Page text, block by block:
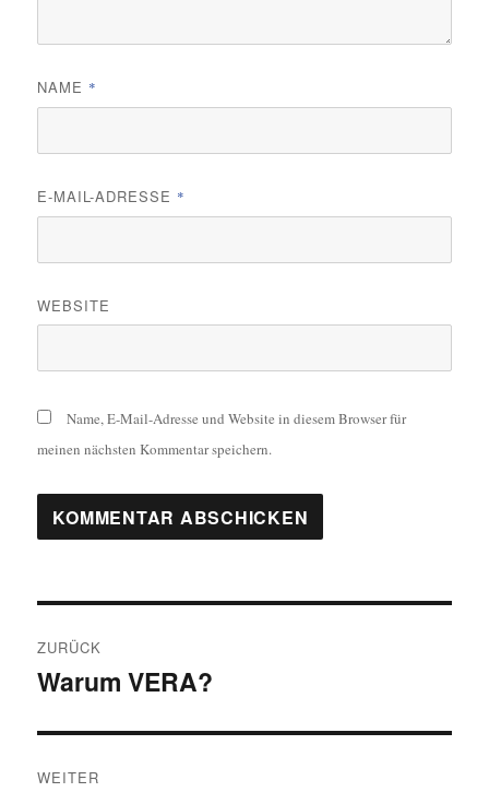
NAME *
E-MAIL-ADRESSE *
WEBSITE
Name, E-Mail-Adresse und Website in diesem Browser für
meinen nächsten Kommentar speichern.
ZURÜCK
Vorheriger
Warum VERA?
WEITER